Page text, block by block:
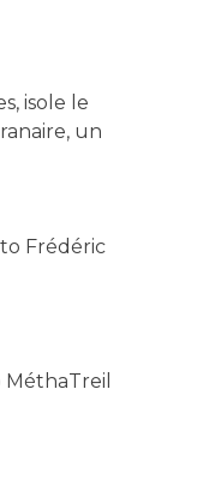
isole le
un
Frédéric
MéthaTreil